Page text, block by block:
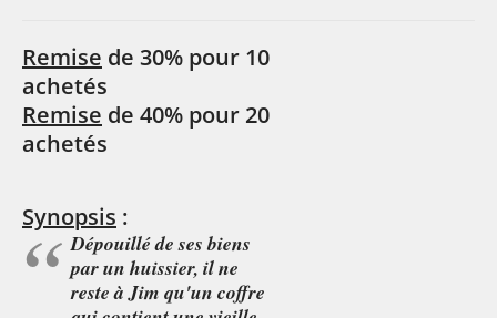
Remise de 30% pour 10
achetés
Remise de 40% pour 20
achetés
Synopsis :
Dépouillé de ses biens
par un huissier, il ne
reste à Jim qu'un coffre